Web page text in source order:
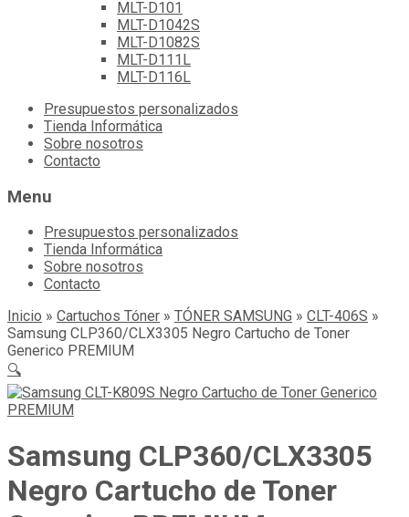
MLT-D101
MLT-D1042S
MLT-D1082S
MLT-D111L
MLT-D116L
Skip
content
Presupuestos personalizados
Tienda Informática
Sobre nosotros
Contacto
Menu
Presupuestos personalizados
Tienda Informática
Sobre nosotros
Contacto
Inicio » Cartuchos Tóner » TÓNER SAMSUNG » CLT-406S »
Samsung CLP360/CLX3305 Negro Cartucho de Toner
Generico PREMIUM
🔍
Samsung CLP360/CLX3305
Negro Cartucho de Toner